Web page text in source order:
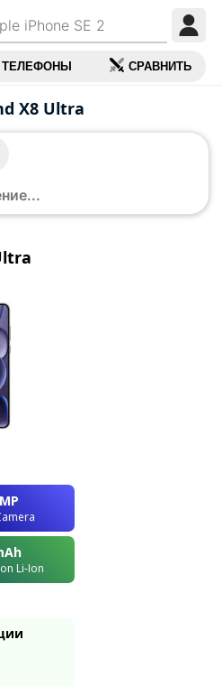
ТЕЛЕФОНЫ СРАВНИТЬ
X8 Ultra
AB)
Li-Ion